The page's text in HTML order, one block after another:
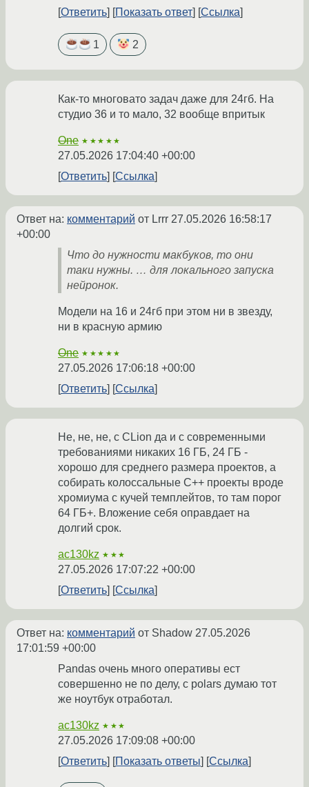
Ответить Показать ответ Ссылка
1 2
Как-то многовато задач даже для 24гб. На
студио 36 и то мало, 32 вообще впритык
One ★★★★★
27.05.2026 17:04:40 +00:00
Ответить
Ссылка
Ответ на: комментарий от Lrrr 27.05.2026 16:58:17
+00:00
Что до нужности макбуков, то они
таки нужны. … для локального запуска
нейронок.
Модели на 16 и 24гб при этом ни в звезду,
ни в красную армию
One ★★★★★
27.05.2026 17:06:18 +00:00
Ответить
Ссылка
Не, не, не, с CLion да и с современными
требованиями никаких 16 ГБ, 24 ГБ -
хорошо для среднего размера проектов, а
собирать колоссальные C++ проекты вроде
хромиума с кучей темплейтов, то там порог
64 ГБ+. Вложение себя оправдает на
долгий срок.
ac130kz ★★★
27.05.2026 17:07:22 +00:00
Ответить
Ссылка
Ответ на: комментарий от Shadow 27.05.2026
17:01:59 +00:00
Pandas очень много оперативы ест
совершенно не по делу, с polars думаю тот
же ноутбук отработал.
ac130kz ★★★
27.05.2026 17:09:08 +00:00
Ответить
Показать ответы Ссылка